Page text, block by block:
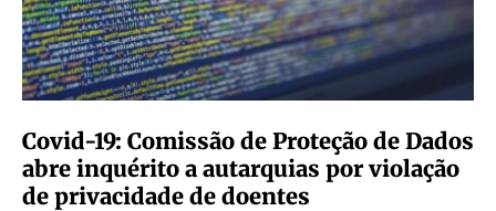
Covid-19: Comissão de Proteção de Dados
abre inquérito a autarquias por violação
de privacidade de doentes